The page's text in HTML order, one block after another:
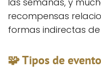
recompensas
formas indirectas
🧩 Tipos de